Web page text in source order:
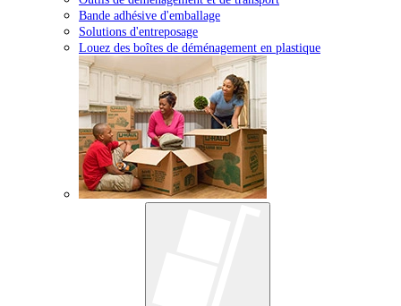
Bande adhésive d'emballage
Solutions d'entreposage
Louez des boîtes de déménagement en plastique